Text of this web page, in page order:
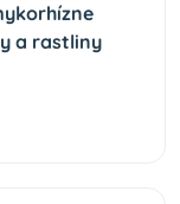
a rastliny